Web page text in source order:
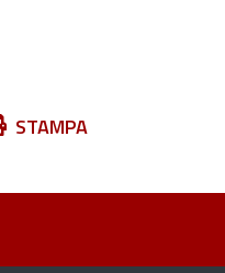
STAMPA